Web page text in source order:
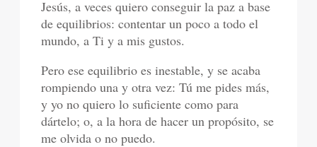
Jesús, a veces quiero conseguir la paz a base
de equilibrios: contentar un poco a todo el
mundo, a Ti y a mis gustos.
Pero ese equilibrio es inestable, y se acaba
rompiendo una y otra vez: Tú me pides más,
y yo no quiero lo suficiente como para
dártelo; o, a la hora de hacer un propósito, se
me olvida o no puedo.